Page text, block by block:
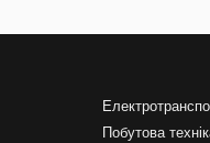
Побутова